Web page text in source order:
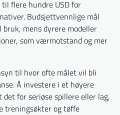
flere hundre USD for
Budsjettvennlige mål
mens dyrere modeller
som værmotstand og mer
til hvor ofte målet vil bli
Å investere i et høyere
for seriøse spillere eller lag,
treningsøkter og tøffe